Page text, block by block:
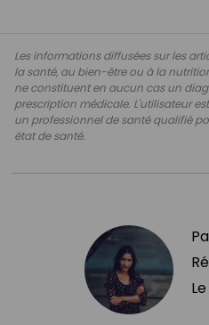
Les informations diffusées sur les
la santé, au bien-être ou à la
ne constituent en aucun cas un
prescription médicale. L'utilisateur
un professionnel de santé qualifié
état de santé.
Le